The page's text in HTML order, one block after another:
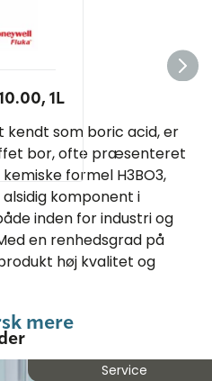
kendt som boric acid, er
bor, ofte præsenteret
formel H3BO3,
komponent i
inden for industri og
en renhedsgrad på
høj kvalitet og
af anvendelser. I
1L
mere
Service